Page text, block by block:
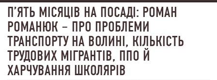
П’ЯТЬ МІСЯЦІВ НА ПОСАДІ: РОМАН
РОМАНЮК – ПРО ПРОБЛЕМИ
ТРАНСПОРТУ НА ВОЛИНІ, КІЛЬКІСТЬ
ТРУДОВИХ МІГРАНТІВ, ППО Й
ХАРЧУВАННЯ ШКОЛЯРІВ